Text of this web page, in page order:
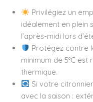
Privilégiez un
idéalement en plein
l’après-midi lors
Protégez contre
minimum de 5°C
thermique.
Si votre
avec la saison :